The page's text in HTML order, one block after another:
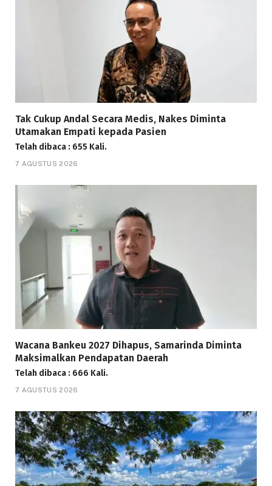
Tak Cukup Andal Secara Medis, Nakes Diminta
Utamakan Empati kepada Pasien
Telah dibaca : 655 Kali.
7 AGUSTUS 2026
Wacana Bankeu 2027 Dihapus, Samarinda Diminta
Maksimalkan Pendapatan Daerah
Telah dibaca : 666 Kali.
7 AGUSTUS 2026